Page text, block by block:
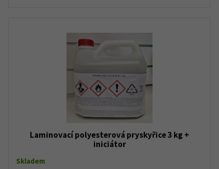
Laminovací polyesterová pryskyřice 3 kg +
iniciátor
Skladem